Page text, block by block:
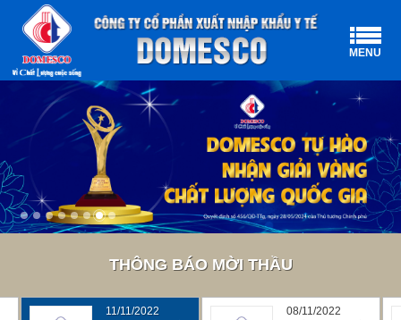
MENU
THÔNG BÁO MỜI THẦU
11/11/2022 08/11/2022